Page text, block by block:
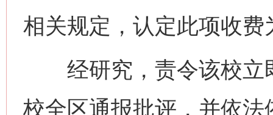
相关规定，认定此项收费
经研究，责令该校立
校全区通报批评，并依